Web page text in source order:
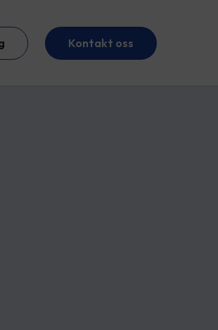
Kontakt oss